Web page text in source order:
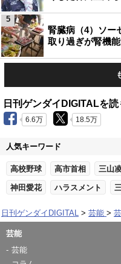
腎臓病（4）ソー
取り過ぎが腎機
5
日刊ゲンダイDIGITALを読
6.6万 18.5万
人気キーワード
高校野球 高市首相 三山
神田愛花 ハラスメント
日刊ゲンダイDIGITAL 芸能
芸能
芸能